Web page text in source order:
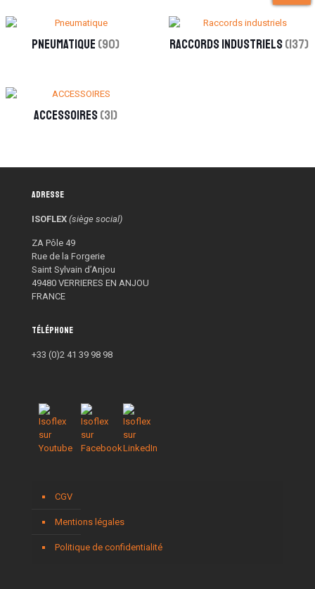
Pneumatique (90) Raccords industriels(137)
ACCESSOIRES(31)
Adresse
ISOFLEX (siège social)
ZA Pôle 49
Rue de la Forgerie
Saint Sylvain d’Anjou
49480 VERRIERES EN ANJOU
FRANCE
Téléphone
+33 (0)2 41 39 98 98
CGV
Mentions légales
Politique de confidentialité